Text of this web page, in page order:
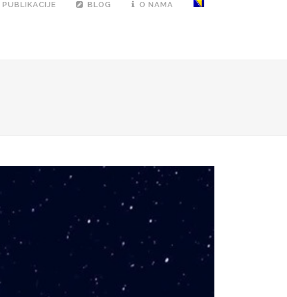
PUBLIKACIJE BLOG O NAMA